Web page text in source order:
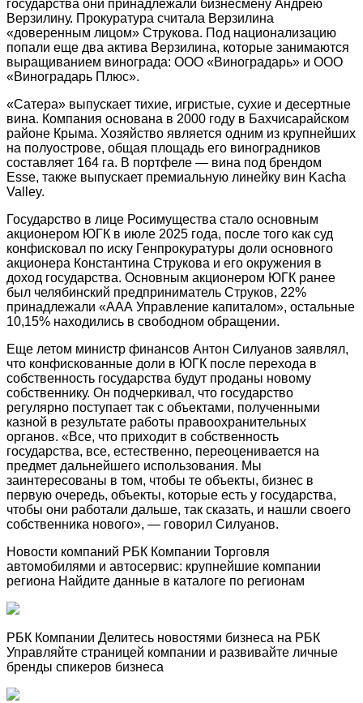
государства они принадлежали бизнесмену Андрею
Верзилину. Прокуратура считала Верзилина
«доверенным лицом» Струкова. Под национализацию
попали еще два актива Верзилина, которые занимаются
выращиванием винограда: ООО «Виноградарь» и ООО
«Виноградарь Плюс».
«Сатера» выпускает тихие, игристые, сухие и десертные
вина. Компания основана в 2000 году в Бахчисарайском
районе Крыма. Хозяйство является одним из крупнейших
на полуострове, общая площадь его виноградников
составляет 164 га. В портфеле — вина под брендом
Esse, также выпускает премиальную линейку вин Kacha
Valley.
Государство в лице Росимущества стало основным
акционером ЮГК в июле 2025 года, после того как суд
конфисковал по иску Генпрокуратуры доли основного
акционера Константина Струкова и его окружения в
доход государства. Основным акционером ЮГК ранее
был челябинский предприниматель Струков, 22%
принадлежали «ААА Управление капиталом», остальные
10,15% находились в свободном обращении.
Еще летом министр финансов Антон Силуанов заявлял,
что конфискованные доли в ЮГК после перехода в
собственность государства будут проданы новому
собственнику. Он подчеркивал, что государство
регулярно поступает так с объектами, полученными
казной в результате работы правоохранительных
органов. «Все, что приходит в собственность
государства, все, естественно, переоценивается на
предмет дальнейшего использования. Мы
заинтересованы в том, чтобы те объекты, бизнес в
первую очередь, объекты, которые есть у государства,
чтобы они работали дальше, так сказать, и нашли своего
собственника нового», — говорил Силуанов.
Новости компаний РБК Компании Торговля
автомобилями и автосервис: крупнейшие компании
региона Найдите данные в каталоге по регионам
РБК Компании Делитесь новостями бизнеса на РБК
Управляйте страницей компании и развивайте личные
бренды спикеров бизнеса